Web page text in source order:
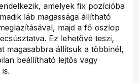
amelyek fix pozícióba
láb magassága állítható
majd a fő oszlop
Ez lehetővé teszi,
magasabbra állítsuk a többinél,
beállítható lejtős vagy